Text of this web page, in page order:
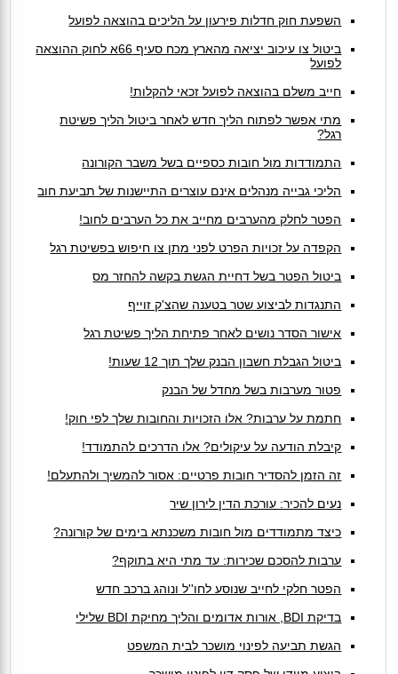
השפעת חוק חדלות פירעון על הליכים בהוצאה לפועל
ביטול צו עיכוב יציאה מהארץ מכח סעיף 66א לחוק ההוצאה
לפועל
חייב משלם בהוצאה לפועל זכאי להקלות!
מתי אפשר לפתוח הליך חדש לאחר ביטול הליך פשיטת
רגל?
התמודדות מול חובות כספיים בשל משבר הקורונה
הליכי גבייה מנהלים אינם עוצרים התיישנות של תביעת חוב
הפטר לחלק מהערבים מחייב את כל הערבים לחוב!
הקפדה על זכויות הפרט לפני מתן צו חיפוש בפשיטת רגל
ביטול הפטר בשל דחיית הגשת בקשה להחזר מס
התנגדות לביצוע שטר בטענה שהצ'ק זוייף
אישור הסדר נושים לאחר פתיחת הליך פשיטת רגל
ביטול הגבלת חשבון הבנק שלך תוך 12 שעות!
פטור מערבות בשל מחדל של הבנק
חתמת על ערבות? אלו הזכויות והחובות שלך לפי חוק!
קיבלת הודעה על עיקולים? אלו הדרכים להתמודד!
זה הזמן להסדיר חובות פרטיים: אסור להמשיך ולהתעלם!
נעים להכיר: עורכת הדין לירון שיר
כיצד מתמודדים מול חובות משכנתא בימים של קורונה?
ערבות להסכם שכירות: עד מתי היא בתוקף?
הפטר חלקי לחייב שנוסע לחו''ל ונוהג ברכב חדש
בדיקת BDI, אורות אדומים והליך מחיקת BDI שלילי
הגשת תביעה לפינוי מושכר לבית המשפט